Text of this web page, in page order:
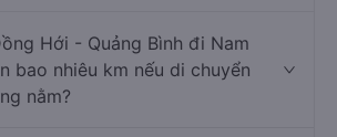
Hới - Quảng Bình đi Nam
bao nhiêu km nếu di chuyển
nằm?